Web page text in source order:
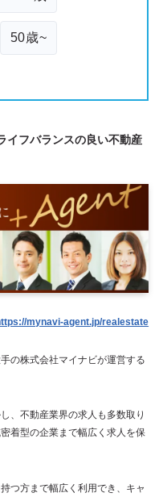
50歳~
イフバランスの良い不動産
mynavi-agent.jp/realestate
の株式会社マイナビが運営する
、不動産業界の求人も多数取り
着型の企業まで幅広く求人を保
つ方まで幅広く利用でき、キャ